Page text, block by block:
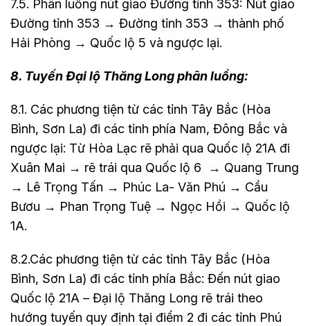
7.5. Phân luồng nút giao Đường tỉnh 353: Nút giao
Đường tỉnh 353 → Đường tỉnh 353 → thành phố
Hải Phòng → Quốc lộ 5 và ngược lại.
8. Tuyến Đại lộ Thăng Long phân luồng:
8.1. Các phương tiện từ các tỉnh Tây Bắc (Hòa
Bình, Sơn La) đi các tỉnh phía Nam, Đông Bắc và
ngược lại: Từ Hòa Lạc rẽ phải qua Quốc lộ 21A đi
Xuân Mai → rẽ trái qua Quốc lộ 6 → Quang Trung
→ Lê Trọng Tấn → Phúc La- Văn Phú → Cầu
Bươu → Phan Trọng Tuệ → Ngọc Hồi → Quốc lộ
1A.
8.2.Các phương tiện từ các tỉnh Tây Bắc (Hòa
Bình, Sơn La) đi các tỉnh phía Bắc: Đến nút giao
Quốc lộ 21A – Đại lộ Thăng Long rẽ trái theo
hướng tuyến quy định tại điểm 2 đi các tỉnh Phú